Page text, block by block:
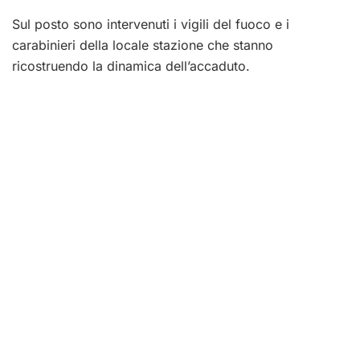
Sul posto sono intervenuti i vigili del fuoco e i
carabinieri della locale stazione che stanno
ricostruendo la dinamica dell’accaduto.